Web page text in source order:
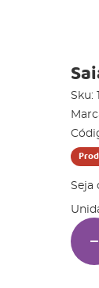
Sku:
Seja